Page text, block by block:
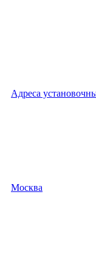
Адреса
Москва